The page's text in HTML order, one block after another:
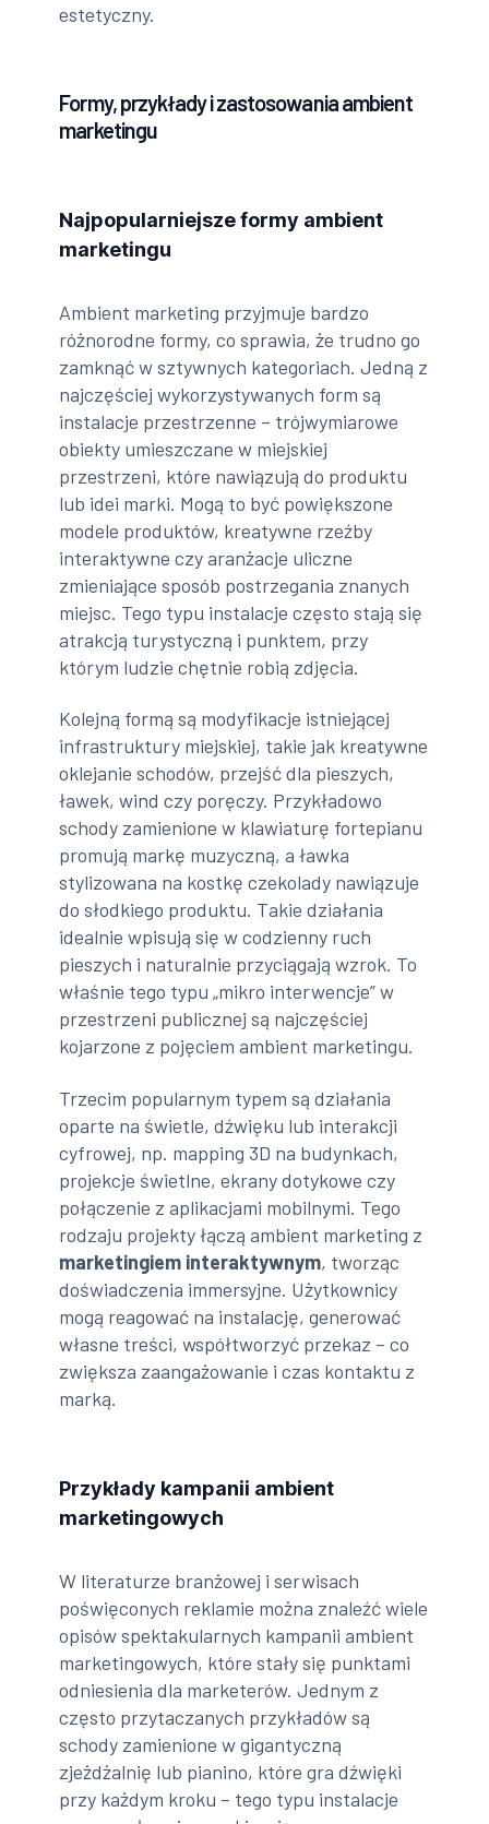
estetyczny.
Formy, przykłady i zastosowania ambient
marketingu
Najpopularniejsze formy ambient
marketingu
Ambient marketing przyjmuje bardzo
różnorodne formy, co sprawia, że trudno go
zamknąć w sztywnych kategoriach. Jedną z
najczęściej wykorzystywanych form są
instalacje przestrzenne – trójwymiarowe
obiekty umieszczane w miejskiej
przestrzeni, które nawiązują do produktu
lub idei marki. Mogą to być powiększone
modele produktów, kreatywne rzeźby
interaktywne czy aranżacje uliczne
zmieniające sposób postrzegania znanych
miejsc. Tego typu instalacje często stają się
atrakcją turystyczną i punktem, przy
którym ludzie chętnie robią zdjęcia.
Kolejną formą są modyfikacje istniejącej
infrastruktury miejskiej, takie jak kreatywne
oklejanie schodów, przejść dla pieszych,
ławek, wind czy poręczy. Przykładowo
schody zamienione w klawiaturę fortepianu
promują markę muzyczną, a ławka
stylizowana na kostkę czekolady nawiązuje
do słodkiego produktu. Takie działania
idealnie wpisują się w codzienny ruch
pieszych i naturalnie przyciągają wzrok. To
właśnie tego typu „mikro interwencje” w
przestrzeni publicznej są najczęściej
kojarzone z pojęciem ambient marketingu.
Trzecim popularnym typem są działania
oparte na świetle, dźwięku lub interakcji
cyfrowej, np. mapping 3D na budynkach,
projekcje świetlne, ekrany dotykowe czy
połączenie z aplikacjami mobilnymi. Tego
rodzaju projekty łączą ambient marketing z
marketingiem interaktywnym, tworząc
doświadczenia immersyjne. Użytkownicy
mogą reagować na instalację, generować
własne treści, współtworzyć przekaz – co
zwiększa zaangażowanie i czas kontaktu z
marką.
Przykłady kampanii ambient
marketingowych
W literaturze branżowej i serwisach
poświęconych reklamie można znaleźć wiele
opisów spektakularnych kampanii ambient
marketingowych, które stały się punktami
odniesienia dla marketerów. Jednym z
często przytaczanych przykładów są
schody zamienione w gigantyczną
zjeżdżalnię lub pianino, które gra dźwięki
przy każdym kroku – tego typu instalacje